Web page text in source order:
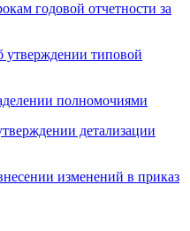
годовой отчетности за
утверждении типовой
полномочиями
детализации
изменений в приказ